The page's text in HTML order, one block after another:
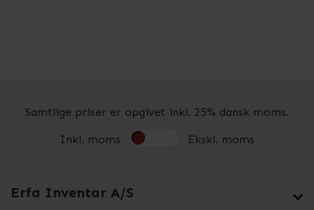
Samtlige priser er opgivet inkl. 25% dansk moms.
Inkl. moms Ekskl. moms
Erfa Inventar A/S